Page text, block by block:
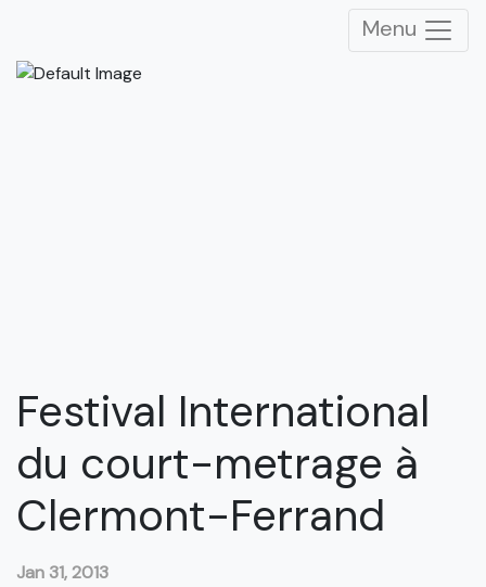
Menu
Festival International
du court-metrage à
Clermont-Ferrand
Jan 31, 2013